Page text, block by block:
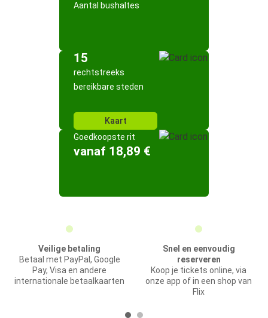
Aantal bushaltes
15
rechtstreeks
bereikbare steden
Kaart
Goedkoopste rit
vanaf 18,89 €
Veilige betaling
Betaal met PayPal, Google
Pay, Visa en andere
internationale betaalkaarten
Snel en eenvoudig
reserveren
Koop je tickets online, via
onze app of in een shop van
Flix